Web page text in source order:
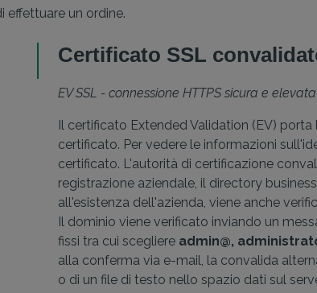
effettuare un ordine.
Certificato SSL
EV SSL - connessione HTTPS sicura e
Il certificato Extended Validation (EV)
certificato. Per vedere le informazioni
certificato. L'autorità di certificazione
registrazione aziendale, il directory
all'esistenza dell'azienda, viene anche
Il dominio viene verificato inviando un
fissi tra cui scegliere admin@,
alla conferma via e-mail, la convalida
o di un file di testo nello spazio dati sul